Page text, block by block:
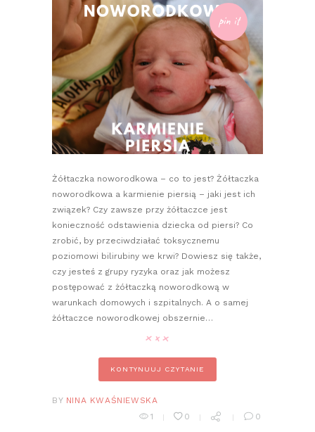
pin it
Żółtaczka noworodkowa – co to jest? Żółtaczka
noworodkowa a karmienie piersią – jaki jest ich
związek? Czy zawsze przy żółtaczce jest
konieczność odstawienia dziecka od piersi? Co
zrobić, by przeciwdziałać toksycznemu
poziomowi bilirubiny we krwi? Dowiesz się także,
czy jesteś z grupy ryzyka oraz jak możesz
postępować z żółtaczką noworodkową w
warunkach domowych i szpitalnych. A o samej
żółtaczce noworodkowej obszernie…
KONTYNUUJ CZYTANIE
BY NINA KWAŚNIEWSKA
1
0 0